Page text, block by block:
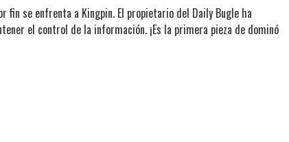
fin se enfrenta a Kingpin. El propietario del Daily Bugle ha
el control de la información. ¡Es la primera pieza de dominó